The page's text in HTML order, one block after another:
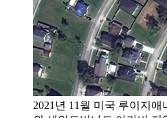
2021년 11월 미국 루이지